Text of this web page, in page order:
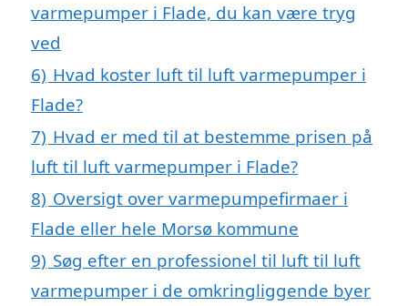
varmepumper i Flade, du kan være tryg
ved
6) Hvad koster luft til luft varmepumper i
Flade?
7) Hvad er med til at bestemme prisen på
luft til luft varmepumper i Flade?
8) Oversigt over varmepumpefirmaer i
Flade eller hele Morsø kommune
9) Søg efter en professionel til luft til luft
varmepumper i de omkringliggende byer